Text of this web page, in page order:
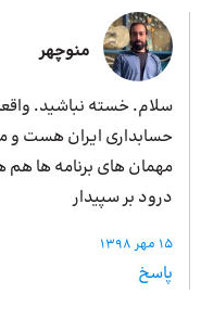
منوچهر
سلام. خسته نباشید.
حسابداری ایران هست و
مهمان های برنامه ها
درود بر سپیدار
15 مهر 1398
پاسخ